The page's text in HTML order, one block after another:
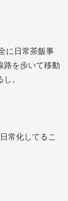
に日常茶飯事
路を歩いて移動
。
常化してるこ